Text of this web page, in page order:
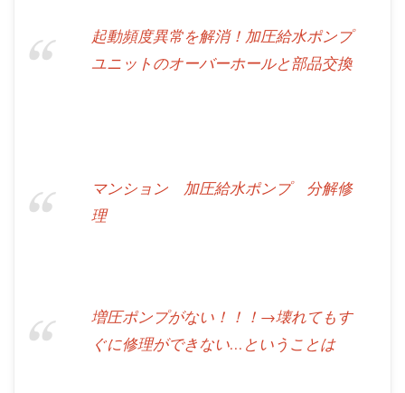
起動頻度異常を解消！加圧給水ポンプ
ユニットのオーバーホールと部品交換
マンション 加圧給水ポンプ 分解修
理
増圧ポンプがない！！！→壊れてもす
ぐに修理ができない…ということは